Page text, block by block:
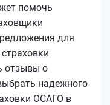
помочь
для
отзывы о
надежного
ОСАГО в